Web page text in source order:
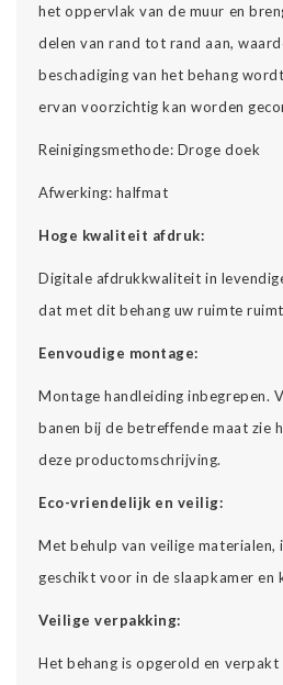
het oppervlak van de muur en
delen van rand tot rand aan,
beschadiging van het behang
ervan voorzichtig kan worden
Reinigingsmethode: Droge doek
Afwerking: halfmat
Hoge kwaliteit afdruk:
Digitale afdrukkwaliteit in
dat met dit behang uw ruimte
Eenvoudige montage:
Montage handleiding inbegrepen.
banen bij de betreffende maat zie
deze productomschrijving.
Eco-vriendelijk en veilig:
Met behulp van veilige materialen,
geschikt voor in de slaapkamer en
Veilige verpakking:
Het behang is opgerold en